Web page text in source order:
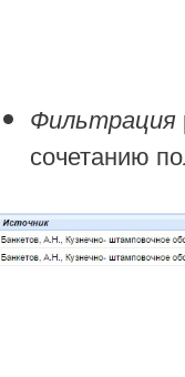
Фильтрация
сочетанию